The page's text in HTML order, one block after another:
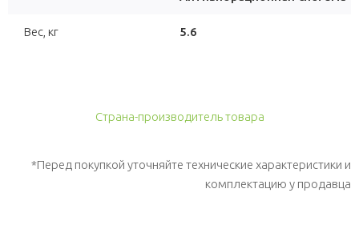
Вес, кг 5.6
Страна-производитель товара
*Перед покупкой уточняйте технические характеристики и
комплектацию у продавца